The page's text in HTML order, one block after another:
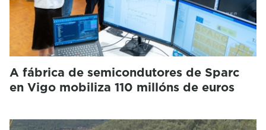
A fábrica de semicondutores de Sparc
en Vigo mobiliza 110 millóns de euros